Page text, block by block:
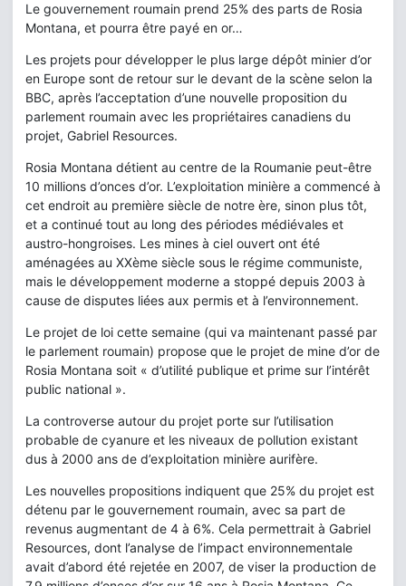
Le gouvernement roumain prend 25% des parts de Rosia
Montana, et pourra être payé en or…
Les projets pour développer le plus large dépôt minier d’or
en Europe sont de retour sur le devant de la scène selon la
BBC, après l’acceptation d’une nouvelle proposition du
parlement roumain avec les propriétaires canadiens du
projet, Gabriel Resources.
Rosia Montana détient au centre de la Roumanie peut-être
10 millions d’onces d’or. L’exploitation minière a commencé à
cet endroit au première siècle de notre ère, sinon plus tôt,
et a continué tout au long des périodes médiévales et
austro-hongroises. Les mines à ciel ouvert ont été
aménagées au XXème siècle sous le régime communiste,
mais le développement moderne a stoppé depuis 2003 à
cause de disputes liées aux permis et à l’environnement.
Le projet de loi cette semaine (qui va maintenant passé par
le parlement roumain) propose que le projet de mine d’or de
Rosia Montana soit « d’utilité publique et prime sur l’intérêt
public national ».
La controverse autour du projet porte sur l’utilisation
probable de cyanure et les niveaux de pollution existant
dus à 2000 ans de d’exploitation minière aurifère.
Les nouvelles propositions indiquent que 25% du projet est
détenu par le gouvernement roumain, avec sa part de
revenus augmentant de 4 à 6%. Cela permettrait à Gabriel
Resources, dont l’analyse de l’impact environnementale
avait d’abord été rejetée en 2007, de viser la production de